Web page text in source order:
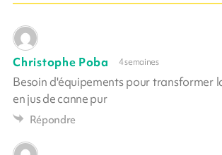
Christophe Poba 4 semaines
Besoin d'équipements pour transformer
en jus de canne pur
Répondre